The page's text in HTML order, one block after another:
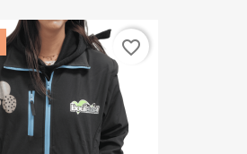
favorite_border